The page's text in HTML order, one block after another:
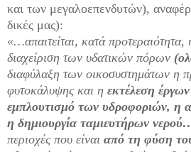
και των μεγαλοεπενδυτών),
δικές μας):
«…απαιτείται, κατά προτεραιότητα,
διαχείριση των υδατικών πόρων
διαφύλαξη των οικοσυστημάτων η
φυτοκάλυψης και η εκτέλεση
εμπλουτισμό των υδροφοριών, η
η δημιουργία ταμιευτήρων
περιοχές που είναι από τη φύση